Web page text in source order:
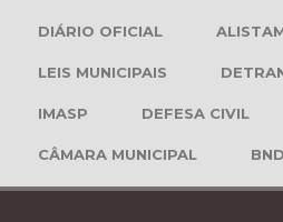
DIÁRIO OFICIAL
LEIS MUNICIPAIS
IMASP DEFESA CIVIL
CÂMARA MUNICIPAL